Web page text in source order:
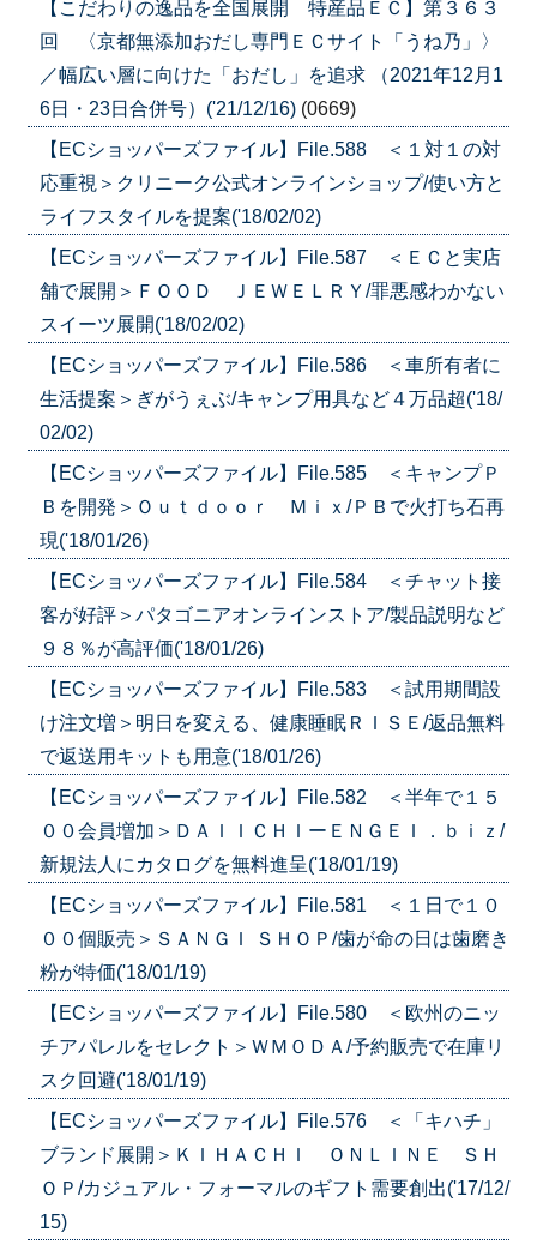
【こだわりの逸品を全国展開 特産品ＥＣ】第３６３
回 〈京都無添加おだし専門ＥＣサイト「うね乃」〉
／幅広い層に向けた「おだし」を追求 （2021年12月1
6日・23日合併号）('21/12/16) (0669)
【ECショッパーズファイル】File.588 ＜１対１の対
応重視＞クリニーク公式オンラインショップ/使い方と
ライフスタイルを提案('18/02/02)
【ECショッパーズファイル】File.587 ＜ＥＣと実店
舗で展開＞ＦＯＯＤ ＪＥＷＥＬＲＹ/罪悪感わかない
スイーツ展開('18/02/02)
【ECショッパーズファイル】File.586 ＜車所有者に
生活提案＞ぎがうぇぶ/キャンプ用具など４万品超('18/
02/02)
【ECショッパーズファイル】File.585 ＜キャンプＰ
Ｂを開発＞Ｏｕｔｄｏｏｒ Ｍｉｘ/ＰＢで火打ち石再
現('18/01/26)
【ECショッパーズファイル】File.584 ＜チャット接
客が好評＞パタゴニアオンラインストア/製品説明など
９８％が高評価('18/01/26)
【ECショッパーズファイル】File.583 ＜試用期間設
け注文増＞明日を変える、健康睡眠ＲＩＳＥ/返品無料
で返送用キットも用意('18/01/26)
【ECショッパーズファイル】File.582 ＜半年で１５
００会員増加＞ＤＡＩＩＣＨＩーＥＮＧＥＩ．ｂｉｚ/
新規法人にカタログを無料進呈('18/01/19)
【ECショッパーズファイル】File.581 ＜１日で１０
００個販売＞ＳＡＮＧＩ ＳＨＯＰ/歯が命の日は歯磨き
粉が特価('18/01/19)
【ECショッパーズファイル】File.580 ＜欧州のニッ
チアパレルをセレクト＞ＷＭＯＤＡ/予約販売で在庫リ
スク回避('18/01/19)
【ECショッパーズファイル】File.576 ＜「キハチ」
ブランド展開＞ＫＩＨＡＣＨＩ ＯＮＬＩＮＥ ＳＨ
ＯＰ/カジュアル・フォーマルのギフト需要創出('17/12/
15)